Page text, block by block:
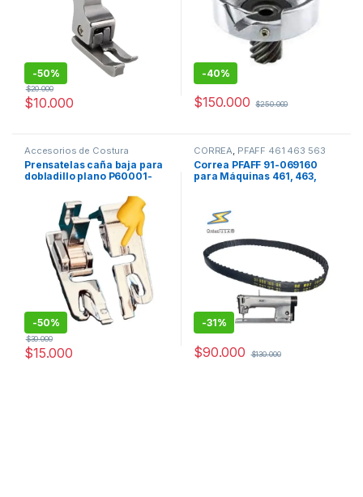
-50%
$10.000
$20.000
-40%
$150.000 $250.000
Accesorios de Costura
Maquinas de coser Repuestos
Mecánicos
Prensatelas caña baja para
dobladillo plano P60001-
-50%
$15.000
$30.000
CORREA PFAFF 461 463 563
471 493 ,PFAFF maquinas de
coser,PFAFF repuestos de
maquinas de coser,Repuestos
Mecánicos
Correa PFAFF 91-069160
para Máquinas 461, 463,
-31%
$90.000 $130.000